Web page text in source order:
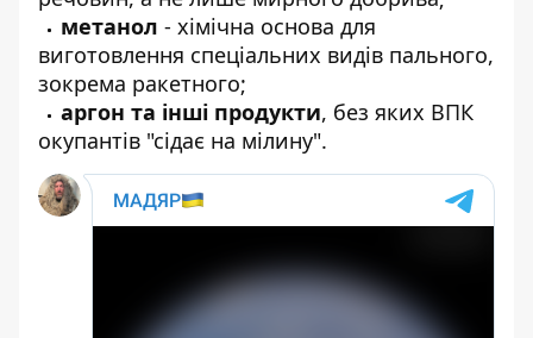
метанол - хімічна основа для
виготовлення спеціальних видів пального,
зокрема ракетного;
аргон та інші продукти, без яких ВПК
окупантів "сідає на мілину".